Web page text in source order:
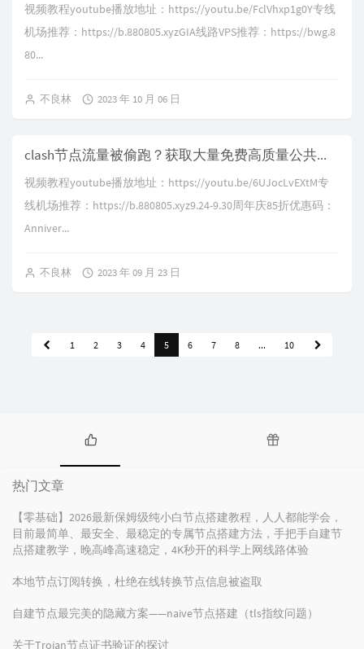
视频教程youtube播放地址：https://youtu.be/FclVhxp1g0Y专线
机场推荐：https://b.880805.xyzGIA线路VPS推荐：https://bwg.8
80...
不良林 2023 年 10 月 06 日
clash节点流量被偷跑？获取大量免费高质量公共节点，警惕不当的配置导致你的电脑成为免费公共代理服务器，机场流量被偷跑光光，clash meta、openclash开启api鉴权避免滥用
视频教程youtube播放地址：https://youtu.be/6UJocLvEXtM专
线机场推荐：https://b.880805.xyz9.24-9.30周年庆85折优惠码：
Anniver...
不良林 2023 年 09 月 23 日
1 2 3 4 5 6 7 8 ... 10
热
章
章
热门文章
【零基础】2026最新保姆级纯小白节点搭建教程，人人都能学会，
目前最简单、最安全、最稳定的专属节点搭建方法，手把手自建节
点搭建教学，晚高峰高速稳定，4K秒开的科学上网线路体验
本地节点订阅转换，杜绝在线转换节点信息被盗取
自建节点最完美的隐藏方案——naive节点搭建（tls指纹问题）
关于Trojan节点证书验证的探讨